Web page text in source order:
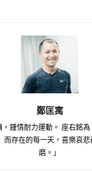
鄭匡寓
鍾情耐力運動。 座右銘為
而存在的每一天，喜樂哀
磨。」